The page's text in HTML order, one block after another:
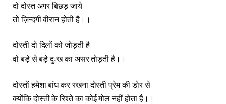
दो दोस्त अगर बिछड़ जाये
तो ज़िन्दगी वीरान होती है।।
दोस्ती दो दिलों को जोड़ती है
वो बड़े से बड़े दुःख का असर तोड़ती है।।
दोस्तों हमेशा बांध कर रखना दोस्ती प्रेम की डोर से
क्योंकि दोस्ती के रिश्ते का कोई मोल नहीं होता है।।